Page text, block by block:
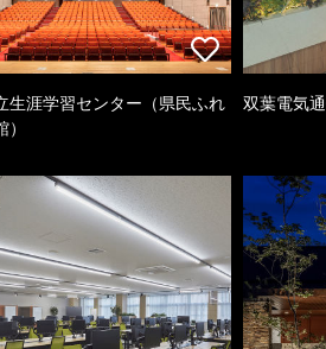
生涯学習センター（県民ふれ
双葉電気